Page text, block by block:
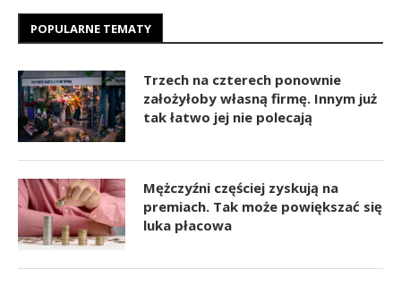
POPULARNE TEMATY
Trzech na czterech ponownie
założyłoby własną firmę. Innym już
tak łatwo jej nie polecają
Mężczyźni częściej zyskują na
premiach. Tak może powiększać się
luka płacowa